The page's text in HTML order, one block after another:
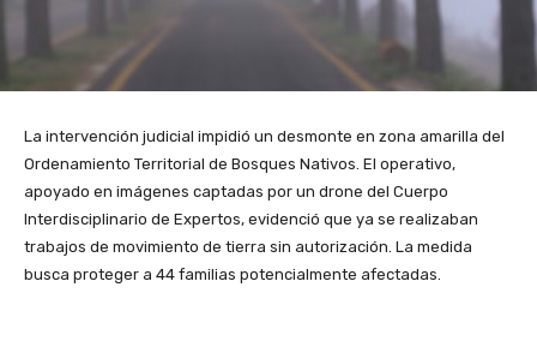
La intervención judicial impidió un desmonte en zona amarilla del
Ordenamiento Territorial de Bosques Nativos. El operativo,
apoyado en imágenes captadas por un drone del Cuerpo
Interdisciplinario de Expertos, evidenció que ya se realizaban
trabajos de movimiento de tierra sin autorización. La medida
busca proteger a 44 familias potencialmente afectadas.